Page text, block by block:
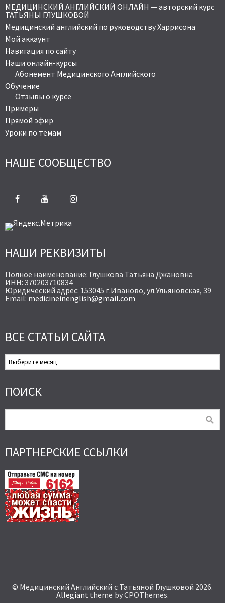
МЕДИЦИНСКИЙ АНГЛИЙСКИЙ ОНЛАЙН — авторский курс
ТАТЬЯНЫ ГЛУШКОВОЙ
Медицинский английский по руководству Харрисона
Мой аккаунт
Навигация по сайту
Наши онлайн-курсы
Абонемент Медицинского Английского
Обучение
Отзывы о курсе
Примеры
Прямой эфир
Уроки по темам
НАШЕ СООБЩЕСТВО
НАШИ РЕКВИЗИТЫ
Полное наименование: Глушкова Татьяна Джановна
ИНН: 370203710834
Юридический адрес: 153045 г.Иваново, ул.Ульяновская, 39
Email: medicineinenglish@gmail.com
ВСЕ СТАТЬИ САЙТА
Все
Статьи
ПОИСК
ПАРТНЕРСКИЕ ССЫЛКИ
© Медицинский Английский с Татьяной Глушковой 2026.
Allegiant theme by CPOThemes.